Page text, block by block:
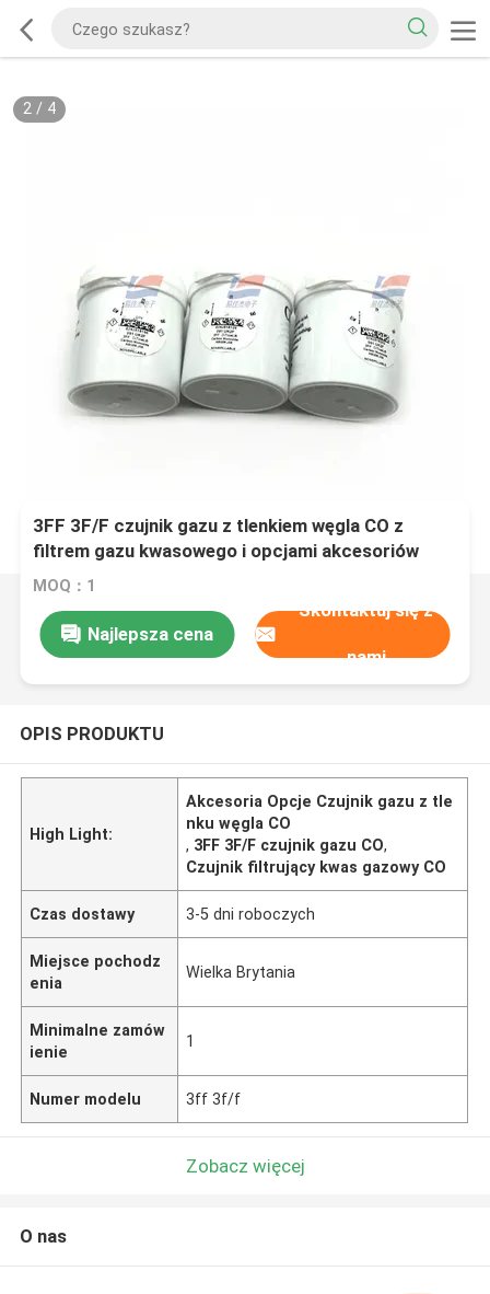
2/ 4
3FF 3F/F czujnik gazu z tlenkiem węgla CO z
filtrem gazu kwasowego i opcjami akcesoriów
MOQ：1
Najlepsza cena
Skontaktuj się z
nami
OPIS PRODUKTU
High Light:
Akcesoria Opcje Czujnik gazu z tle
nku węgla CO
, 3FF 3F/F czujnik gazu CO,
Czujnik filtrujący kwas gazowy CO
Czas dostawy 3-5 dni roboczych
Miejsce pochodz
enia
Wielka Brytania
Minimalne zamów
ienie
1
Numer modelu 3ff 3f/f
Zobacz więcej
O nas